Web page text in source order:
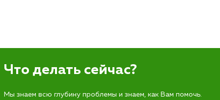
Что делать сейчас?
Мы знаем всю глубину проблемы и знаем, как Вам помочь.